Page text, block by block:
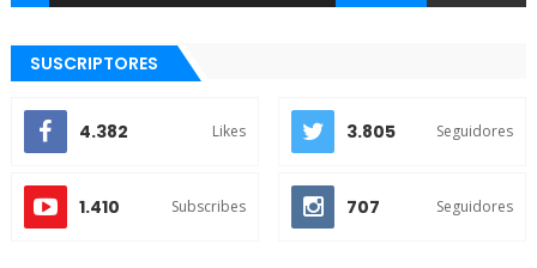
SUSCRIPTORES
4.382 Likes 3.805 Seguidores
1.410 Subscribes 707 Seguidores